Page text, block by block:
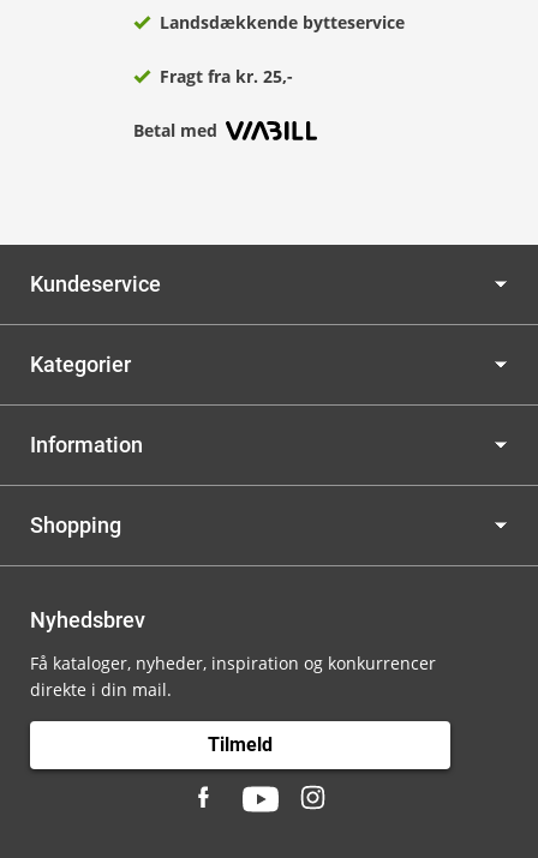
Landsdækkende bytteservice
Fragt fra kr. 25,-
Betal med
Kundeservice
Kategorier
Information
Shopping
Nyhedsbrev
Få kataloger, nyheder, inspiration og konkurrencer
direkte i din mail.
Tilmeld